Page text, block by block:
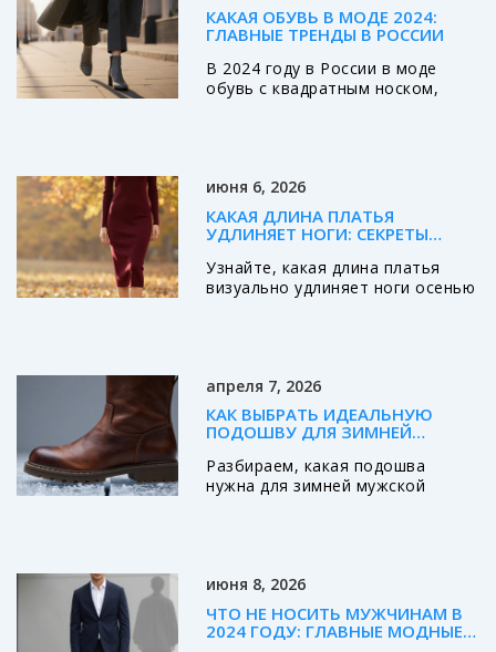
КАКАЯ ОБУВЬ В МОДЕ 2024:
ГЛАВНЫЕ ТРЕНДЫ В РОССИИ
В 2024 году в России в моде
обувь с квадратным носком,
уступили место минимализму.
Главное - комфорт и качество.
июня 6, 2026
КАКАЯ ДЛИНА ПЛАТЬЯ
УДЛИНЯЕТ НОГИ: СЕКРЕТЫ
ОСЕНЬ 2026
Узнайте, какая длина платья
визуально удлиняет ноги осенью
для идеального силуэта.
апреля 7, 2026
КАК ВЫБРАТЬ ИДЕАЛЬНУЮ
ПОДОШВУ ДЛЯ ЗИМНЕЙ
МАТЕРИАЛАМ И ПРОТЕКТОРУ
Разбираем, какая подошва
нужна для зимней мужской
июня 8, 2026
ЧТО НЕ НОСИТЬ МУЖЧИНАМ В
2024 ГОДУ: ГЛАВНЫЕ МОДНЫЕ